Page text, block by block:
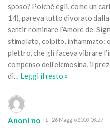
sposo? Poiché egli, come un
14), pareva tutto divorato dalla
sentir nominare l’Amore del
stimolato, colpito, infiammato:
plettro, che gli faceva vibrare
compenso dell’elemosina, il
di… Leggi il resto »
Anonimo 26 Maggio 2009 08:27